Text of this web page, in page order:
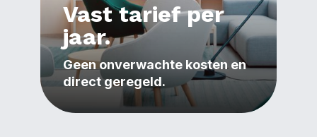
Vast tarief per
jaar.
Geen onverwachte kosten en
direct geregeld.